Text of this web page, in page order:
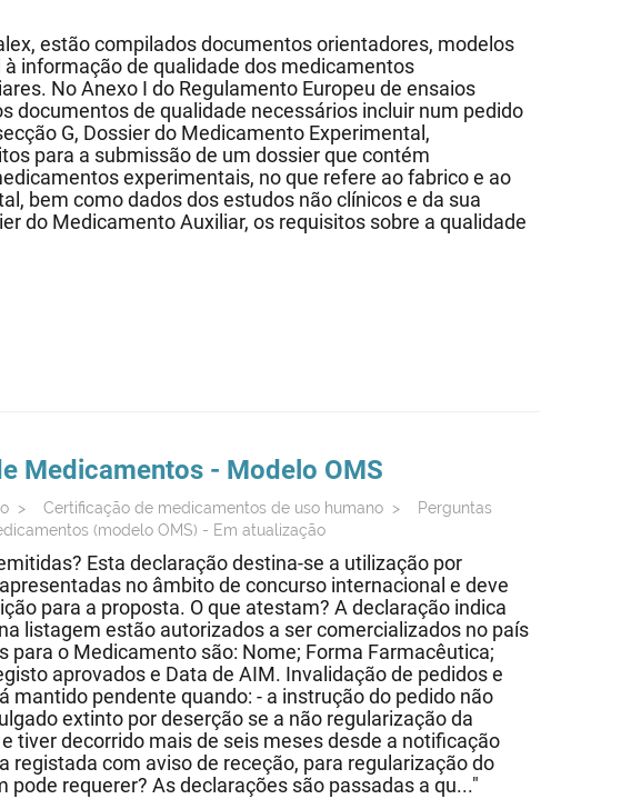
estão compilados documentos orientadores, modelos
informação de qualidade dos medicamentos
No Anexo I do Regulamento Europeu de ensaios
documentos de qualidade necessários incluir num pedido
G, Dossier do Medicamento Experimental,
para a submissão de um dossier que contém
experimentais, no que refere ao fabrico e ao
bem como dados dos estudos não clínicos e da sua
do Medicamento Auxiliar, os requisitos sobre a qualidade
Medicamentos - Modelo OMS
> Certificação de medicamentos de uso humano >
Perguntas
(modelo OMS) - Em atualização
Esta declaração destina-se a utilização por
no âmbito de concurso internacional e deve
para a proposta. O que atestam? A declaração indica
listagem estão autorizados a ser comercializados no país
o Medicamento são: Nome; Forma Farmacêutica;
aprovados e Data de AIM. Invalidação de pedidos e
mantido pendente quando: - a instrução do pedido não
extinto por deserção se a não regularização da
tiver decorrido mais de seis meses desde a notificação
registada com aviso de receção, para regularização do
pode requerer? As declarações são passadas a qu..."